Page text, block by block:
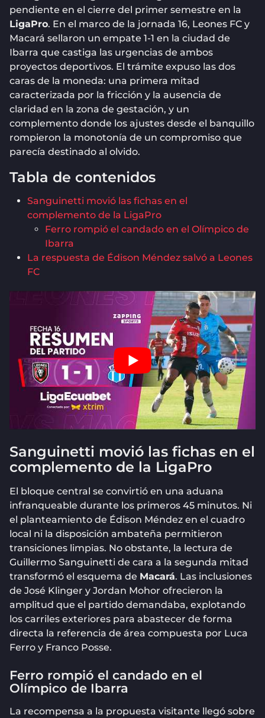
pendiente en el cierre del primer semestre en la
LigaPro. En el marco de la jornada 16, Leones FC y
Macará sellaron un empate 1-1 en la ciudad de
Ibarra que castiga las urgencias de ambos
proyectos deportivos. El trámite expuso las dos
caras de la moneda: una primera mitad
caracterizada por la fricción y la ausencia de
claridad en la zona de gestación, y un
complemento donde los ajustes desde el banquillo
rompieron la monotonía de un compromiso que
parecía destinado al olvido.
Tabla de contenidos
Sanguinetti movió las fichas en el
complemento de la LigaPro
Ferro rompió el candado en el Olímpico de
Ibarra
La respuesta de Édison Méndez salvó a Leones
FC
Sanguinetti movió las fichas en el
complemento de la LigaPro
El bloque central se convirtió en una aduana
infranqueable durante los primeros 45 minutos. Ni
el planteamiento de Édison Méndez en el cuadro
local ni la disposición ambateña permitieron
transiciones limpias. No obstante, la lectura de
Guillermo Sanguinetti de cara a la segunda mitad
transformó el esquema de Macará. Las inclusiones
de José Klinger y Jordan Mohor ofrecieron la
amplitud que el partido demandaba, explotando
los carriles exteriores para abastecer de forma
directa la referencia de área compuesta por Luca
Ferro y Franco Posse.
Ferro rompió el candado en el
Olímpico de Ibarra
La recompensa a la propuesta visitante llegó sobre